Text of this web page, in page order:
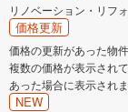
リノベーション・リフ
価格更新
価格の更新があった物件
複数の価格が表示され
あった場合に表示されま
NEW